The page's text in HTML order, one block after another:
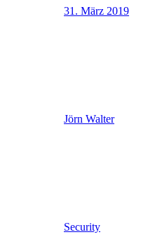
31. März 2019
Jörn Walter
Security